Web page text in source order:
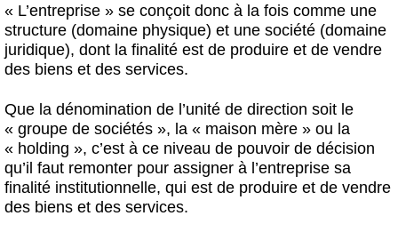
« L’entreprise » se conçoit donc à la fois comme une
structure (domaine physique) et une société (domaine
juridique), dont la finalité est de produire et de vendre
des biens et des services.
Que la dénomination de l’unité de direction soit le
« groupe de sociétés », la « maison mère » ou la
« holding », c’est à ce niveau de pouvoir de décision
qu’il faut remonter pour assigner à l’entreprise sa
finalité institutionnelle, qui est de produire et de vendre
des biens et des services.